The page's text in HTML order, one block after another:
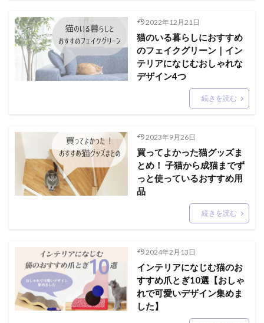
2022年12月21日
猫のいる暮らしにおすすめ
のフェイクグリーン｜イン
テリアになじむおしゃれな
デザイン4つ
続きを読む
2023年9月26日
買ってよかった猫グッズま
とめ！ 子猫から成猫までず
っと使っているおすすめ用
品
続きを読む
2024年2月13日
インテリアになじむ猫のお
すすめ爪とぎ10選【おしゃ
れで可愛いデザイン集めま
した】